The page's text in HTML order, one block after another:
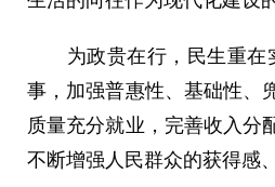
为政贵在行，民生重在实
事，加强普惠性、基础性、
质量充分就业，完善收入分
不断增强人民群众的获得感